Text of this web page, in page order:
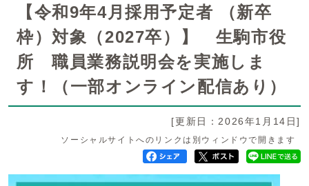
【令和9年4月採用予定者 （新卒
枠）対象（2027卒）】 生駒市役
所 職員業務説明会を実施しま
す！（一部オンライン配信あり）
[更新日：2026年1月14日]
ソーシャルサイトへのリンクは別ウィンドウで開きます